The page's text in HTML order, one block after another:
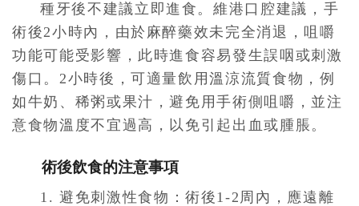
種牙後不建議立即進食。維港口腔建議，手
術後2小時內，由於麻醉藥效未完全消退，咀嚼
功能可能受影響，此時進食容易發生誤咽或刺激
傷口。2小時後，可適量飲用溫涼流質食物，例
如牛奶、稀粥或果汁，避免用手術側咀嚼，並注
意食物溫度不宜過高，以免引起出血或腫脹。
術後飲食的注意事項
1. 避免刺激性食物：術後1-2周內，應遠離